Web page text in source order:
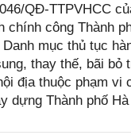
QĐ-TTPVHCC
chính công Thành
mục thủ tục
thay thế, bãi bỏ
địa thuộc phạm vi
dựng Thành phố Hà